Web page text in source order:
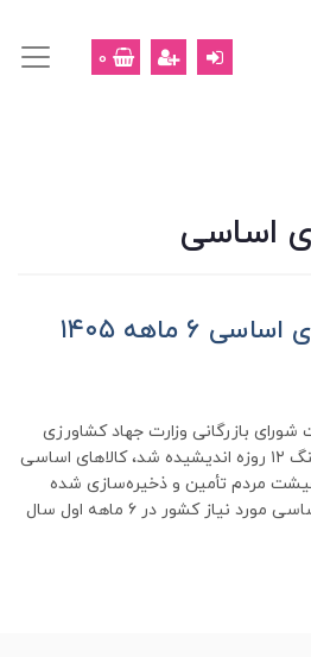
0
اساسی
ثبت سفارش کالاهای اساسی ۶ ماهه ۱۴۰۵
بازرگانی وزارت جهاد کشاورزی
گفت: با تدابیری که پس از جنگ ۱۲ روزه اندیشیده شد، کالاهای اساسی
مردم تأمین و ذخیره‌سازی شده
است. ثبت سفارش کالاهای اساسی مورد نیاز کشور در ۶ ماهه اول سال